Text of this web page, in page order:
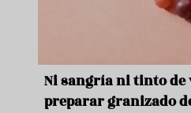
Ni sangría ni tinto de
preparar granizado